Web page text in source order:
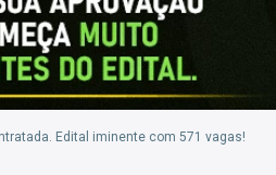
Edital iminente com 571 vagas!